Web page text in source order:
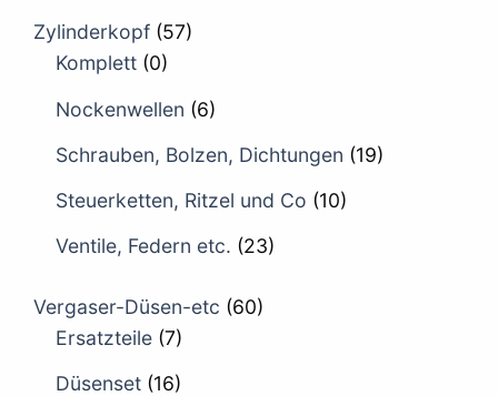
Zylinderkopf (57)
Komplett (0)
Nockenwellen (6)
Schrauben, Bolzen, Dichtungen (19)
Steuerketten, Ritzel und Co (10)
Ventile, Federn etc. (23)
Vergaser-Düsen-etc (60)
Ersatzteile (7)
Düsenset (16)